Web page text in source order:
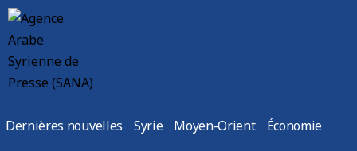
Dernières nouvelles Syrie Moyen-Orient Économie